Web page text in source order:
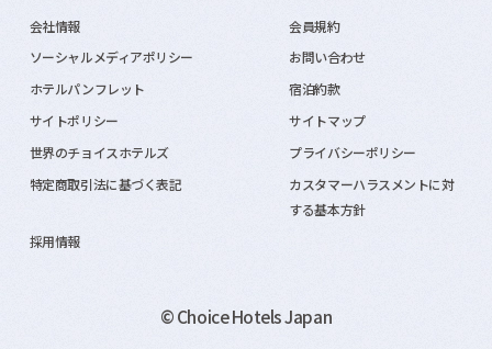
会社情報
会員規約
ソーシャルメディアポリシー
お問い合わせ
ホテルパンフレット
宿泊約款
サイトポリシー
サイトマップ
世界のチョイスホテルズ
プライバシーポリシー
特定商取引法に基づく表記
カスタマーハラスメントに対
する基本方針
採用情報
© Choice Hotels Japan